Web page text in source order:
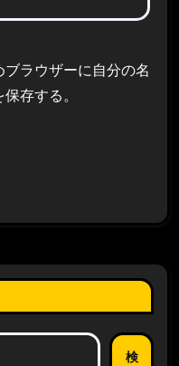
ラウザーに自分の名
存する。
検